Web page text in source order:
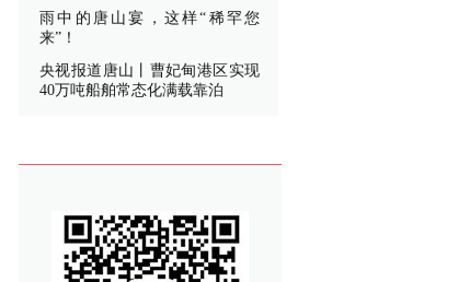
雨中的唐山宴，这样“稀罕您
来”！
央视报道唐山丨曹妃甸港区实现
40万吨船舶常态化满载靠泊